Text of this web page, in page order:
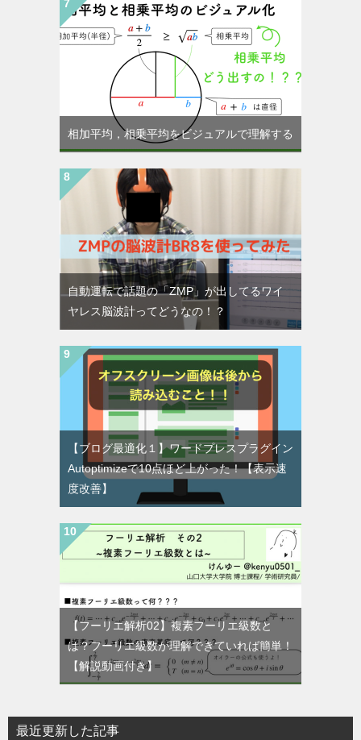
相加平均，相乗平均をビジュアルで理解する
自動運転で話題の「ZMP」が出してるワイ
ヤレス脳波計ってどうなの！？
【ブログ最適化１】ワードプレスプラグイン
Autoptimizeで10点ほど上がった！【表示速
度改善】
【フーリエ解析02】複素フーリエ級数と
は？フーリエ級数が理解できていれば簡単！
【解説動画付き】
最近更新した記事